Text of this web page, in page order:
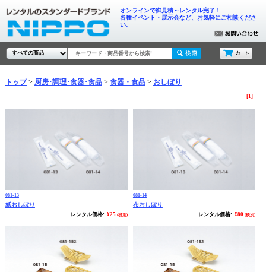
オンラインで御見積～レンタル完了！
各種イベント・展示会など、お気軽にご相談くださ
い。
トップ 厨房･調理･食器･食品 食器・食品 おしぼり
[1]
081-13
紙おしぼり
レンタル価格:¥25 (税別)
081-14
布おしぼり
レンタル価格:¥80 (税別)